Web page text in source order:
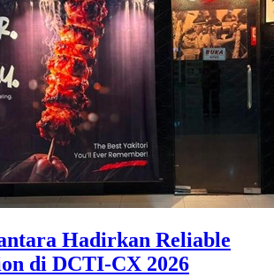
Hadirkan Reliable
di DCTI-CX 2026